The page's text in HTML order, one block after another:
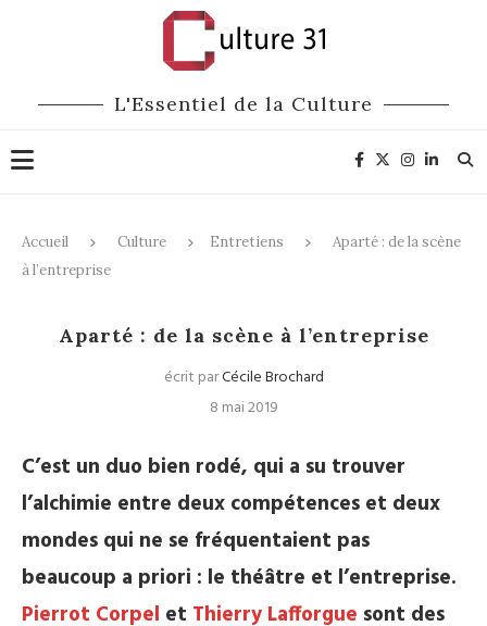
L'Essentiel de la Culture
Accueil Culture Entretiens
Aparté : de la scène
à l’entreprise
Entretiens Culture d'Entreprise
Aparté : de la scène à l’entreprise
écrit parCécile Brochard
8 mai 2019
C’est un duo bien rodé, qui a su trouver
l’alchimie entre deux compétences et deux
mondes qui ne se fréquentaient pas
beaucoup a priori : le théâtre et l’entreprise.
Pierrot Corpel et Thierry Lafforgue sont des